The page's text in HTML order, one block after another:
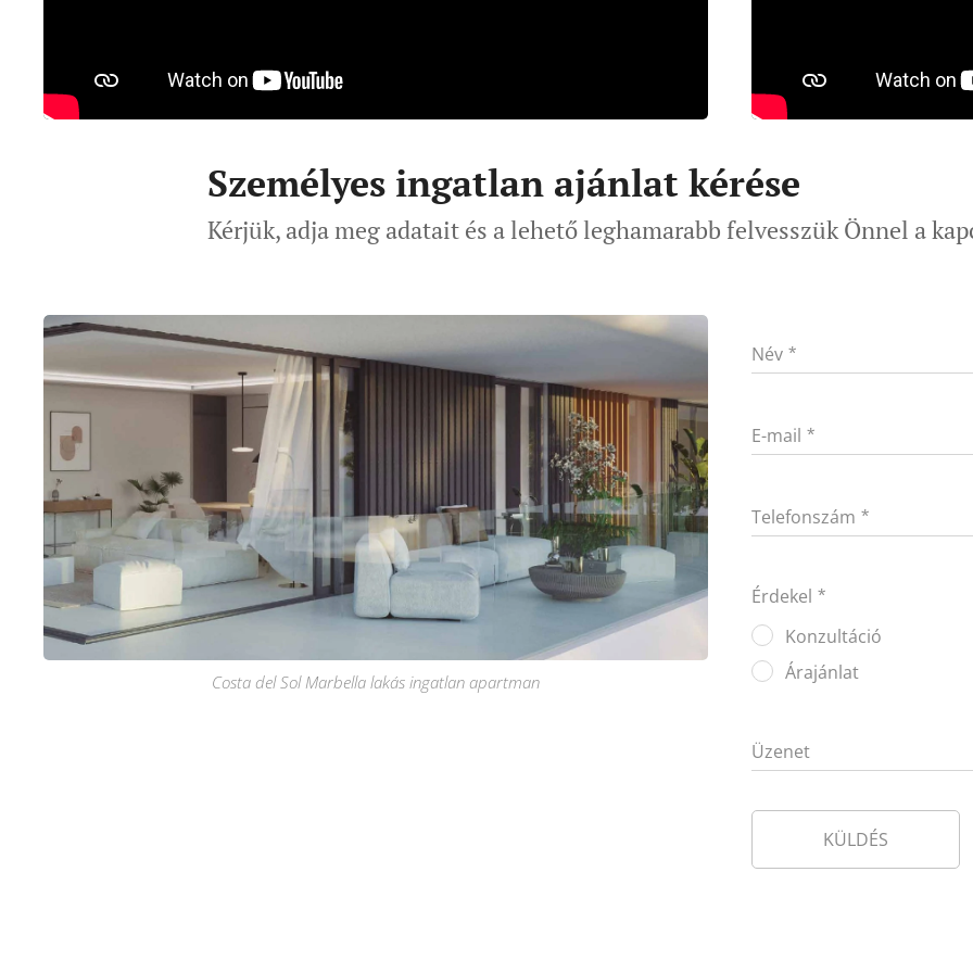
Személyes ingatlan ajánlat kérése
Kérjük, adja meg adatait és a lehető leghamarabb felvesszük Önnel a
Costa del Sol Marbella lakás ingatlan apartman
Név
E-mail
Telefonszám
Érdekel
Konzultáció
Árajánlat
Üzenet
KÜLDÉS